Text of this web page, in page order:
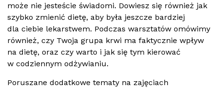
może nie jesteście świadomi. Dowiesz się również jak
szybko zmienić dietę, aby była jeszcze bardziej
dla ciebie lekarstwem. Podczas warsztatów omówimy
również, czy Twoja grupa krwi ma faktycznie wpływ
na dietę, oraz czy warto i jak się tym kierować
w codziennym odżywianiu.
Poruszane dodatkowe tematy na zajęciach